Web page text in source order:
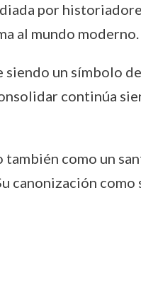
por
al mundo moderno.
siendo un símbolo
continúa
como un
canonización